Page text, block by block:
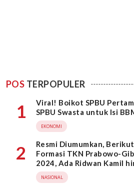
POS TERPOPULER
1
Viral! Boikot SPBU
SPBU Swasta untuk Isi
EKONOMI
2
Resmi Diumumkan,
Formasi TKN Prabowo-
2024, Ada Ridwan Kamil
Wahid
NASIONAL